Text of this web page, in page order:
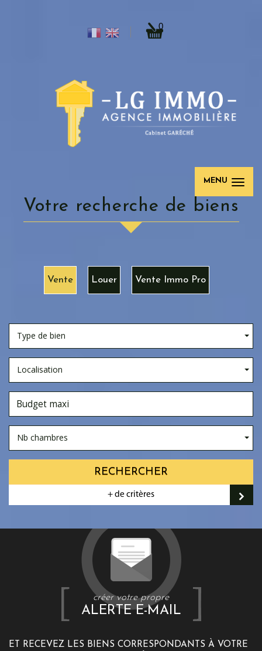
0
MENU
Votre recherche de biens
Vente Louer Vente Immo Pro
Type de bien
Localisation
Nb chambres
RECHERCHER
+ de critères
créer votre propre
ALERTE E-MAIL
ET RECEVEZ LES BIENS CORRESPONDANTS À VOTRE